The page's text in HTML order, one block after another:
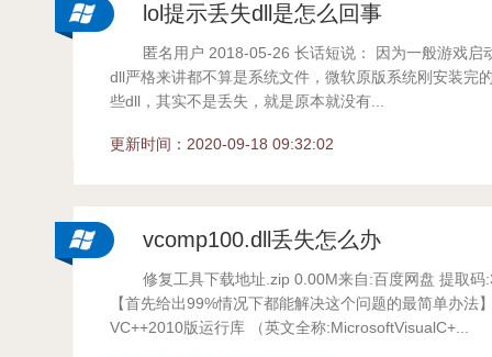
lol提示丢失dll是怎么回事
匿名用户 2018-05-26 长话短说： 因为一般游戏启
dll严格来讲都不算是系统文件，微软原版系统刚安装完
些dll，其实不是丢失，就是原本就没有...
更新时间：2020-09-18 09:32:02
vcomp100.dll丢失怎么办
修复工具下载地址.zip 0.00M来自:百度网盘 提取码
【首先给出99%情况下都能解决这个问题的最简单办法
VC++2010版运行库 （英文全称:MicrosoftVisualC+...